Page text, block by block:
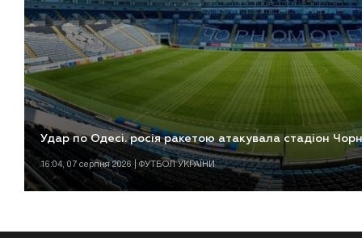
Удар по Одесі. росія ракетою атакувала стадіон
16:04, 07 серпня 2026 | ФУТБОЛ УКРАЇНИ